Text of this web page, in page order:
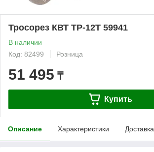
Тросорез КВТ ТР-12T 59941
В наличии
Код: 82499
Розница
51 495 ₸
Купить
Описание Характеристики Доставка